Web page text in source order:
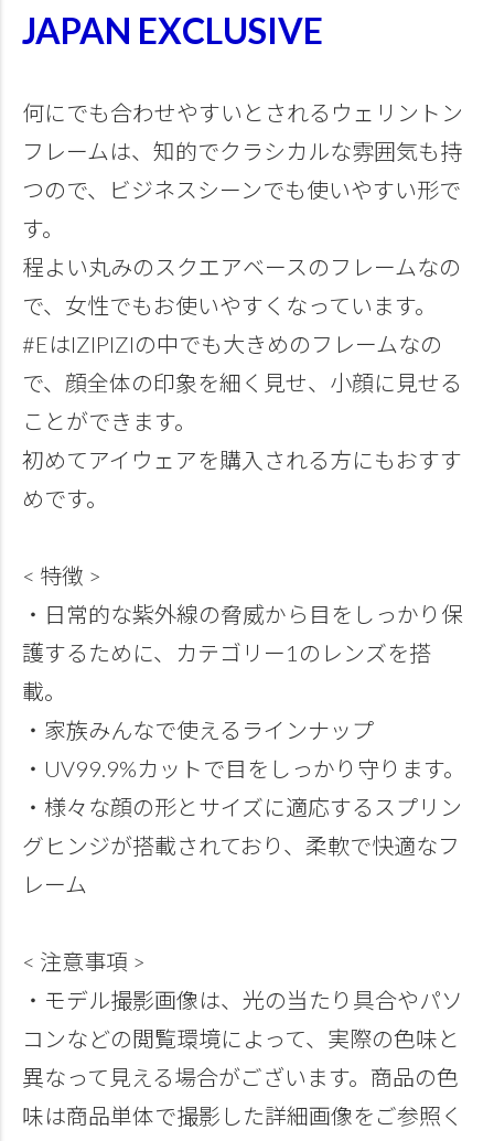
JAPAN EXCLUSIVE
何にでも合わせやすいとされるウェリントン
フレームは、知的でクラシカルな雰囲気も持
つので、ビジネスシーンでも使いやすい形で
す。
程よい丸みのスクエアベースのフレームなの
で、女性でもお使いやすくなっています。
#EはIZIPIZIの中でも大きめのフレームなの
で、顔全体の印象を細く見せ、小顔に見せる
ことができます。
初めてアイウェアを購入される方にもおすす
めです。
< 特徴 >
・日常的な紫外線の脅威から目をしっかり保
護するために、カテゴリー1のレンズを搭
載。
・家族みんなで使えるラインナップ
・UV99.9%カットで目をしっかり守ります。
・様々な顔の形とサイズに適応するスプリン
グヒンジが搭載されており、柔軟で快適なフ
レーム
< 注意事項 >
・モデル撮影画像は、光の当たり具合やパソ
コンなどの閲覧環境によって、実際の色味と
異なって見える場合がございます。商品の色
味は商品単体で撮影した詳細画像をご参照く